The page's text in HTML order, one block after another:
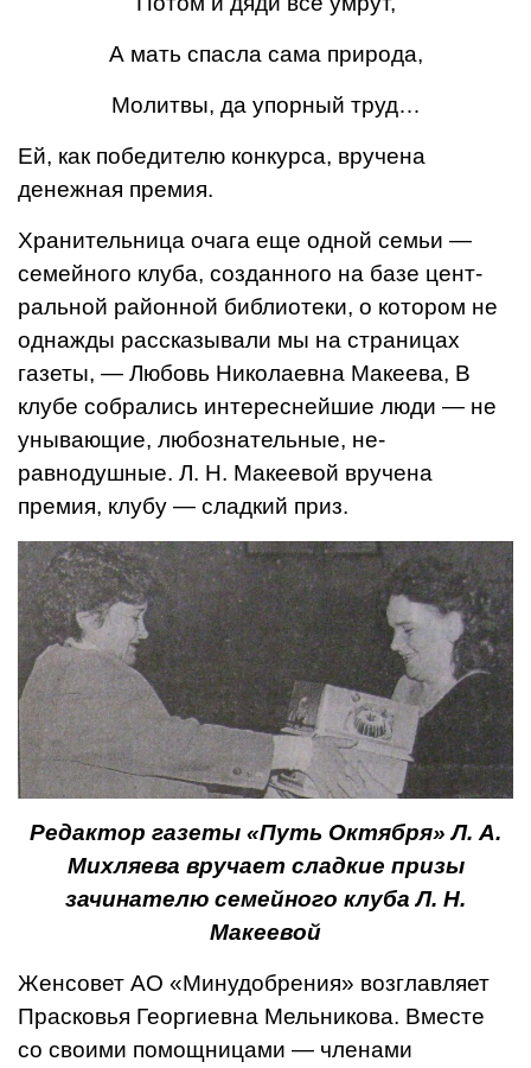
А мать спасла сама природа,
Молитвы, да упорный труд…
Ей, как победителю конкур­са, вручена
денежная премия.
Хранительница очага еще одной семьи —
семейного клу­ба, созданного на базе цент­
ральной районной библиотеки, о котором не
однажды расска­зывали мы на страницах
газе­ты, — Любовь Николаевна Ма­кеева, В
клубе собрались ин­тереснейшие люди — не
уныва­ющие, любознательные, не­
равнодушные. Л. Н. Макеевой вручена
премия, клубу — слад­кий приз.
Редактор газеты «Путь Октября» Л. А.
Михляева вручает сладкие призы
зачинателю семейного клуба Л. Н.
Макеевой
Женсовет АО «Минудобрения» возглавляет
Прасковья Георгиевна Мельникова. Вме­сте
со своими помощницами — членами